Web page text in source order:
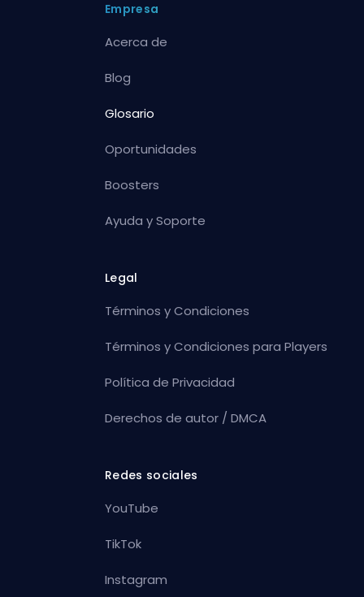
Empresa
Acerca de
Blog
Glosario
Oportunidades
Boosters
Ayuda y Soporte
Legal
Términos y Condiciones
Términos y Condiciones para Players
Política de Privacidad
Derechos de autor / DMCA
Redes sociales
YouTube
TikTok
Instagram